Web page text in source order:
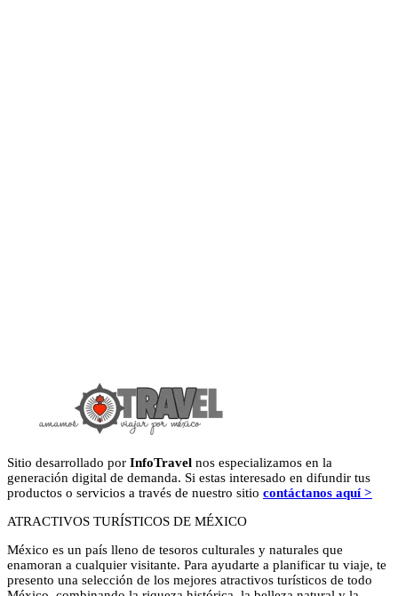
Sitio desarrollado por InfoTravel nos especializamos en la
generación digital de demanda. Si estas interesado en difundir tus
productos o servicios a través de nuestro sitio contáctanos aquí >
ATRACTIVOS TURÍSTICOS DE MÉXICO
México es un país lleno de tesoros culturales y naturales que
enamoran a cualquier visitante. Para ayudarte a planificar tu viaje, te
presento una selección de los mejores atractivos turísticos de todo